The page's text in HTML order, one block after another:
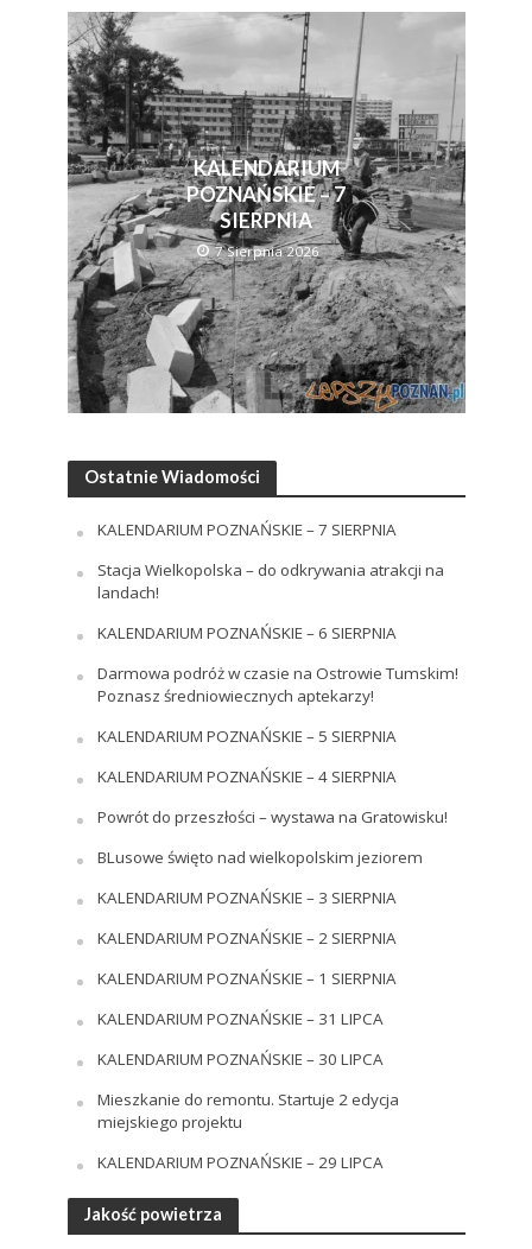
KALENDARIUM
POZNAŃSKIE – 7
SIERPNIA
7 Sierpnia 2026
Ostatnie Wiadomości
KALENDARIUM POZNAŃSKIE – 7 SIERPNIA
Stacja Wielkopolska – do odkrywania atrakcji na
landach!
KALENDARIUM POZNAŃSKIE – 6 SIERPNIA
Darmowa podróż w czasie na Ostrowie Tumskim!
Poznasz średniowiecznych aptekarzy!
KALENDARIUM POZNAŃSKIE – 5 SIERPNIA
KALENDARIUM POZNAŃSKIE – 4 SIERPNIA
Powrót do przeszłości – wystawa na Gratowisku!
BLusowe święto nad wielkopolskim jeziorem
KALENDARIUM POZNAŃSKIE – 3 SIERPNIA
KALENDARIUM POZNAŃSKIE – 2 SIERPNIA
KALENDARIUM POZNAŃSKIE – 1 SIERPNIA
KALENDARIUM POZNAŃSKIE – 31 LIPCA
KALENDARIUM POZNAŃSKIE – 30 LIPCA
Mieszkanie do remontu. Startuje 2 edycja
miejskiego projektu
KALENDARIUM POZNAŃSKIE – 29 LIPCA
Jakość powietrza